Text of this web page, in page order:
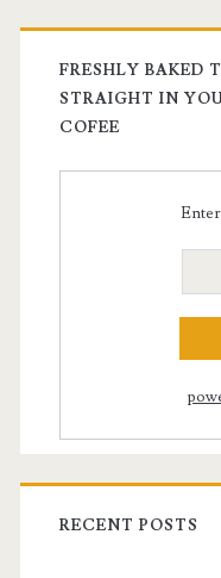
FRESHLY BAKED
STRAIGHT IN
COFEE
Enter
RECENT POSTS